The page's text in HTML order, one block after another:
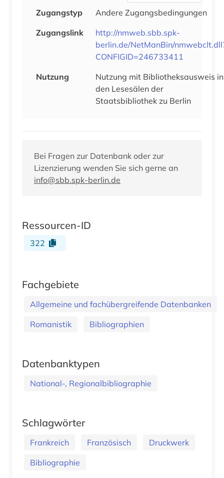
Zugangstyp
Andere Zugangsbedingungen
Zugangslink
http://nmweb.sbb.spk-
berlin.de/NetManBin/
CONFIGID=246733411
Nutzung
Nutzung mit Bibliotheksausweis in
den Lesesälen der
Staatsbibliothek zu Berlin
Bei Fragen zur Datenbank oder zur
Lizenzierung wenden Sie sich gerne an
info@sbb.spk-berlin.de
Ressourcen-ID
322
Fachgebiete
Allgemeine und fachübergreifende Datenbanken
Romanistik
Bibliographien
Datenbanktypen
National-, Regionalbibliographie
Schlagwörter
Frankreich Französisch
Druckwerk
Bibliographie